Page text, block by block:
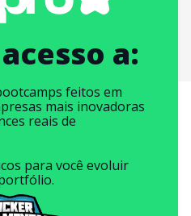
a:
feitos em
mais inovadoras
reais de
para você evoluir